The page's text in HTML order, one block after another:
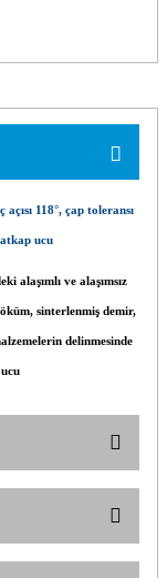
118°, çap toleransı
ucu
alaşımlı ve alaşımsız
sinterlenmiş demir,
delinmesinde